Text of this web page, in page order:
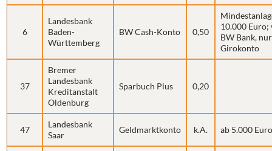
6
Landesbank
Baden-
Württemberg
BW Cash-Konto 0,50
10.000 Euro;
BW Bank,
Girokonto
37
Bremer
Landesbank
Kreditanstalt
Oldenburg
Sparbuch Plus 0,20
47
Landesbank
Saar
Geldmarktkonto k.A. ab 5.000 Euro